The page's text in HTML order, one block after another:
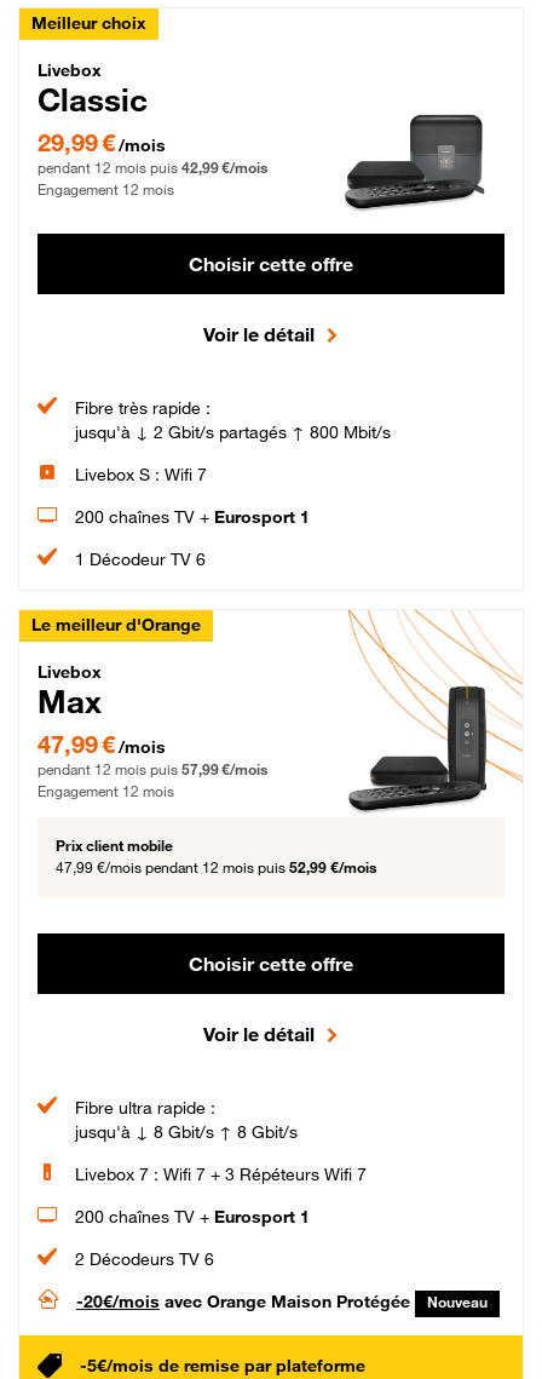
Meilleur choix
Livebox Classic Fibre
Livebox
Classic
29,99 € par mois pendant 12 mois puis 42,99 € par mois, Engagement 12 mois
29,99 €/mois
pendant 12 mois puis 42,99 €/mois
Engagement 12 mois
Choisir cette offre
Voir le détail
Fibre très rapide :
jusqu'à ↓ 2 Gbit/s partagés ↑ 800 Mbit/s
Livebox S : Wifi 7
200 chaînes TV + Eurosport 1
1 Décodeur TV 6
Le meilleur d'Orange
Livebox Max Fibre
Livebox
Max
47,99 € par mois pendant 12 mois puis 57,99 € par mois, Engagement 12 mois
47,99 €/mois
pendant 12 mois puis 57,99 €/mois
Engagement 12 mois
Prix client mobile
47,99 €/mois pendant 12 mois puis 52,99 €/mois
Choisir cette offre
Voir le détail
Fibre ultra rapide :
jusqu'à ↓ 8 Gbit/s ↑ 8 Gbit/s
Livebox 7 : Wifi 7 + 3 Répéteurs Wifi 7
200 chaînes TV + Eurosport 1
2 Décodeurs TV 6
-20€/mois avec Orange Maison Protégée Nouveau
-5€/mois de remise par plateforme